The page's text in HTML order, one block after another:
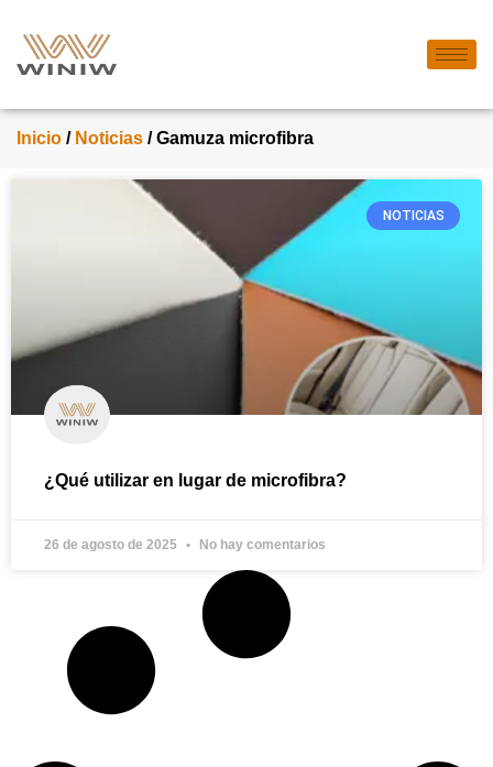
Inicio / Noticias / Gamuza microfibra
NOTICIAS
¿Qué utilizar en lugar de microfibra?
26 de agosto de 2025 No hay comentarios